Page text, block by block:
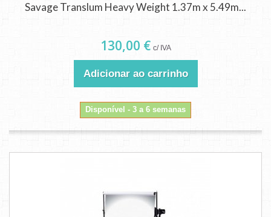
Savage Translum Heavy Weight 1.37m x 5.49m...
130,00 € c/ IVA
Adicionar ao carrinho
Disponível - 3 a 6 semanas